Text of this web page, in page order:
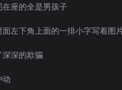
座的全是男孩子
左下角上面的一排小字写着图
深的欺骗
动